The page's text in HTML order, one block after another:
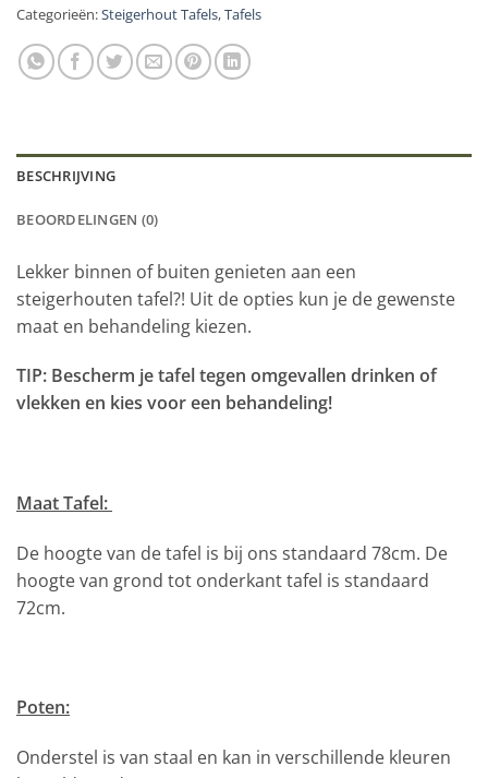
Categorieën:Steigerhout Tafels,Tafels
BESCHRIJVING
BEOORDELINGEN (0)
Lekker binnen of buiten genieten aan een
steigerhouten tafel?! Uit de opties kun je de gewenste
maat en behandeling kiezen.
TIP: Bescherm je tafel tegen omgevallen drinken of
vlekken en kies voor een behandeling!
Maat Tafel:
De hoogte van de tafel is bij ons standaard 78cm. De
hoogte van grond tot onderkant tafel is standaard
72cm.
Poten:
Onderstel is van staal en kan in verschillende kleuren